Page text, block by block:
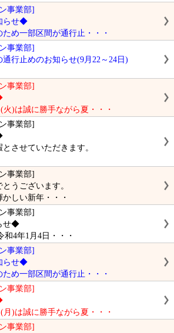
事業部]
らせ◆
め一部区間が通行止・・・
事業部]
行止めのお知らせ(9月22～24日)
事業部]
)は誠に勝手ながら夏・・・
事業部]
させていただきます。
事業部]
うございます。
しい新年・・・
事業部]
せ◆
和4年1月4日・・・
事業部]
らせ◆
め一部区間が通行止・・・
事業部]
)は誠に勝手ながら夏・・・
事業部]